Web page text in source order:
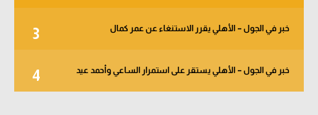
3 خبر في الجول – الأهلي يقرر الاستنغاء عن عمر كمال
4 خبر في الجول – الأهلي يستقر على استمرار الساعي وأحمد عيد